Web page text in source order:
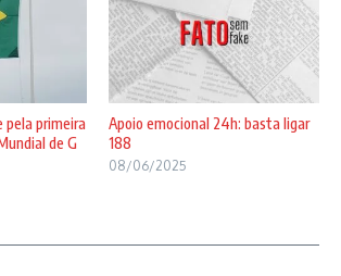
pela primeira
de G
Apoio emocional 24h: basta ligar
188
08/06/2025